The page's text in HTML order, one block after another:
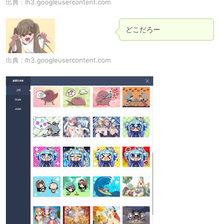
出典： lh3.googleusercontent.com
出典： lh3.googleusercontent.com
どこだろー